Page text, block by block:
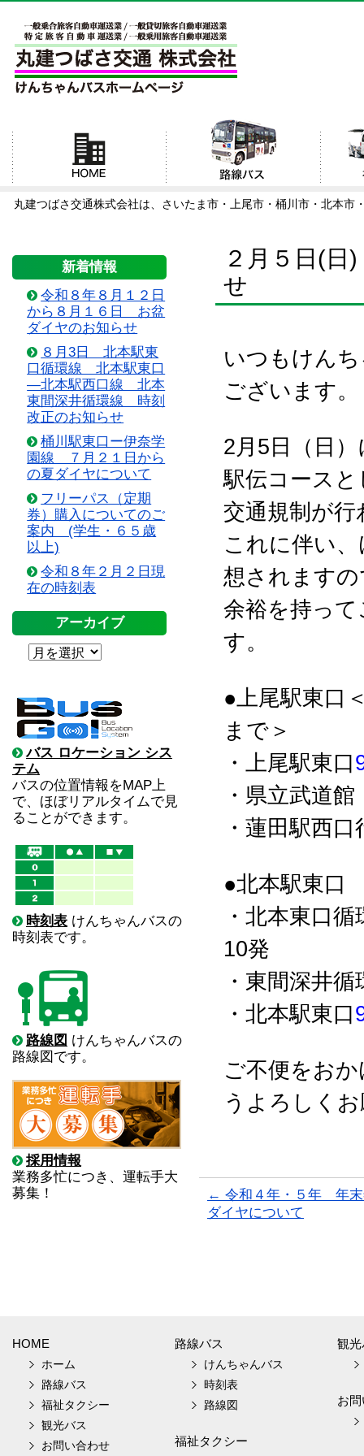
丸建つばさ交通株式会社は、さいたま市・上尾市・桶川市・北本
２月５日(日
せ
いつもけん
ございます。
2月5日（日
駅伝コース
交通規制が
これに伴い
想されます
余裕を持っ
す。
●上尾駅東口
まで＞
・上尾駅東口
・県立武道
・蓮田駅西
●北本駅東口
・北本東口
10発
・東間深井
・北本駅東口
ご不便をお
うよろしく
← 令和４年・５年 年末
ダイヤについて
新着情報
令和８年８月１２日
から８月１６日 お盆
ダイヤのお知らせ
８月3日 北本駅東
口循環線 北本駅東口
―北本駅西口線 北本
東間深井循環線 時刻
改正のお知らせ
桶川駅東口ー伊奈学
園線 ７月２１日から
の夏ダイヤについて
フリーパス（定期
券）購入についてのご
案内 (学生・６５歳
以上)
令和８年２月２日現
在の時刻表
アーカイブ
バス ロケーション シス
テム
バスの位置情報をMAP上
で、ほぼリアルタイムで見
ることができます。
時刻表 けんちゃんバスの
時刻表です。
路線図 けんちゃんバスの
路線図です。
採用情報
業務多忙につき、運転手大
募集！
HOME
ホーム
路線バス
福祉タクシー
観光バス
お問い合わせ
路線バス
けんちゃんバス
時刻表
路線図
福祉タクシー
観
お